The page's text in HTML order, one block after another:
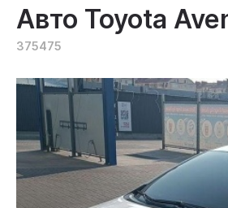
Авто Toyota
375475